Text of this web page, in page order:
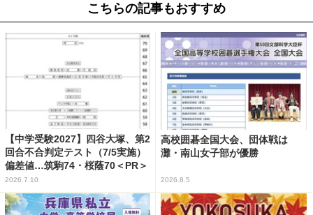
こちらの記事もおすすめ
【中学受験2027】四谷大塚、第2
回合不合判定テスト（7/5実施）
偏差値…筑駒74・桜蔭70＜PR＞
2026.7.10
高校囲碁全国大会、団体戦は
灘・南山女子部が優勝
2026.8.5